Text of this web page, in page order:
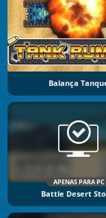
Balança
APENAS PARA PC
Battle Desert